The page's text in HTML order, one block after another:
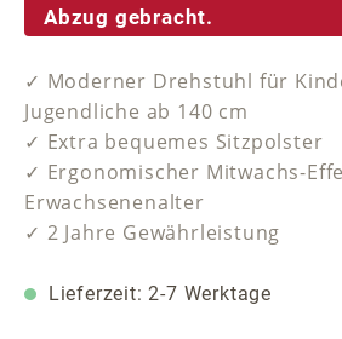
Abzug gebracht.
✓ Moderner Drehstuhl für
Jugendliche ab 140 cm
✓ Extra bequemes Sitzpolster
✓ Ergonomischer Mitwachs-
Erwachsenenalter
✓ 2 Jahre Gewährleistung
Lieferzeit: 2-7 Werktage